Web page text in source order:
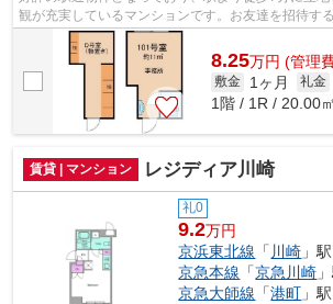
観が充実しているマンションです。お友達を招待す
件。どういった生活を送りたいか。それ...
8.25万円 (管理
敷金 1ヶ月 礼金
1階 / 1R / 20.00㎡
賃貸 | マンション レジディア川崎
礼0
9.2万円
京浜東北線 「 川崎 」
京急本線 「京急川崎
京急大師線 「港町 」